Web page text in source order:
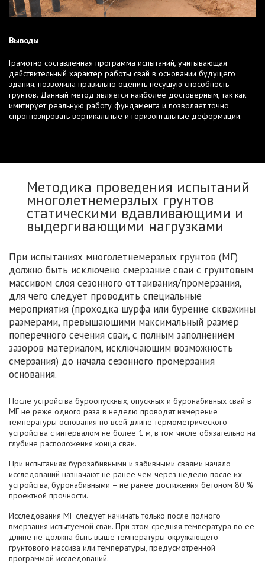
Выводы
Грамотно составленная программа испытаний, учитывающая
действительный характер работы свай в основании будущего
здания, позволила правильно оценить несущую способность
грунтов. Данный метод является наиболее достоверным, так как
имитирует реальную работу фундамента и позволяет точно
спрогнозировать вертикальные и горизонтальные деформации.
Методика проведения испытаний
многолетнемерзлых грунтов
статическими вдавливающими и
выдергивающими нагрузками
При испытаниях многолетнемерзлых грунтов (МГ)
должно быть исключено смерзание сваи с грунтовым
массивом слоя сезонного оттаивания/промерзания,
для чего следует проводить специальные
мероприятия (проходка шурфа или бурение скважины
размерами, превышающими максимальный размер
поперечного сечения сваи, с полным заполнением
зазоров материалом, исключающим возможность
смерзания) до начала сезонного промерзания
основания.
После устройства буроопускных, опускных и буронабивных свай в
МГ не реже одного раза в неделю проводят измерение
температуры основания по всей длине термометрического
устройства с интервалом не более 1 м, в том числе обязательно на
глубине расположения конца сваи.
При испытаниях бурозабивными и забивными сваями начало
исследований назначают не ранее чем через неделю после их
устройства, буронабивными – не ранее достижения бетоном 80 %
проектной прочности.
Исследования МГ следует начинать только после полного
вмерзания испытуемой сваи. При этом средняя температура по ее
длине не должна быть выше температуры окружающего
грунтового массива или температуры, предусмотренной
программой исследований.